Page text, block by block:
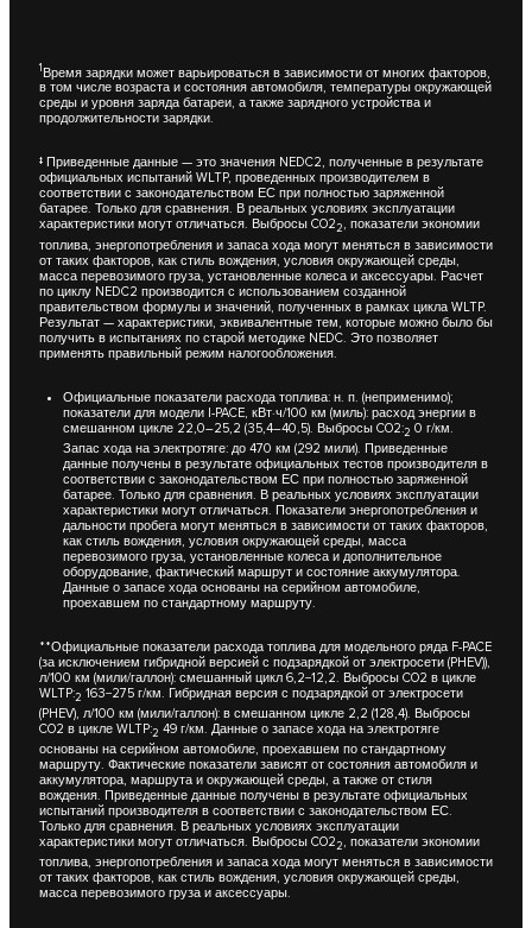
1 Время зарядки может варьироваться в зависимости от многих факторов,
в том числе возраста и состояния автомобиля, температуры окружающей
среды и уровня заряда батареи, а также зарядного устройства и
продолжительности зарядки.
‡ Приведенные данные — это значения NEDC2, полученные в результате
официальных испытаний WLTP, проведенных производителем в
соответствии с законодательством ЕС при полностью заряженной
батарее. Только для сравнения. В реальных условиях эксплуатации
характеристики могут отличаться. Выбросы CO22, показатели экономии
топлива, энергопотребления и запаса хода могут меняться в зависимости
от таких факторов, как стиль вождения, условия окружающей среды,
масса перевозимого груза, установленные колеса и аксессуары. Расчет
по циклу NEDC2 производится с использованием созданной
правительством формулы и значений, полученных в рамках цикла WLTP.
Результат — характеристики, эквивалентные тем, которые можно было бы
получить в испытаниях по старой методике NEDC. Это позволяет
применять правильный режим налогообложения.
Официальные показатели расхода топлива: н. п. (неприменимо);
показатели для модели I-PACE, кВт·ч/100 км (миль): расход энергии в
смешанном цикле 22,0–25,2 (35,4–40,5). Выбросы CO2:2 0 г/км.
Запас хода на электротяге: до 470 км (292 мили). Приведенные
данные получены в результате официальных тестов производителя в
соответствии с законодательством ЕС при полностью заряженной
батарее. Только для сравнения. В реальных условиях эксплуатации
характеристики могут отличаться. Показатели энергопотребления и
дальности пробега могут меняться в зависимости от таких факторов,
как стиль вождения, условия окружающей среды, масса
перевозимого груза, установленные колеса и дополнительное
оборудование, фактический маршрут и состояние аккумулятора.
Данные о запасе хода основаны на серийном автомобиле,
проехавшем по стандартному маршруту.
**Официальные показатели расхода топлива для модельного ряда F-PACE
(за исключением гибридной версией с подзарядкой от электросети (PHEV)),
л/100 км (мили/галлон): смешанный цикл 6,2−12,2. Выбросы CO2 в цикле
WLTP:2 163−275 г/км. Гибридная версия с подзарядкой от электросети
(PHEV), л/100 км (мили/галлон): в смешанном цикле 2,2 (128,4). Выбросы
CO2 в цикле WLTP:2 49 г/км. Данные о запасе хода на электротяге
основаны на серийном автомобиле, проехавшем по стандартному
маршруту. Фактические показатели зависят от состояния автомобиля и
аккумулятора, маршрута и окружающей среды, а также от стиля
вождения. Приведенные данные получены в результате официальных
испытаний производителя в соответствии с законодательством ЕС.
Только для сравнения. В реальных условиях эксплуатации
характеристики могут отличаться. Выбросы CO22, показатели экономии
топлива, энергопотребления и запаса хода могут меняться в зависимости
от таких факторов, как стиль вождения, условия окружающей среды,
масса перевозимого груза и аксессуары.